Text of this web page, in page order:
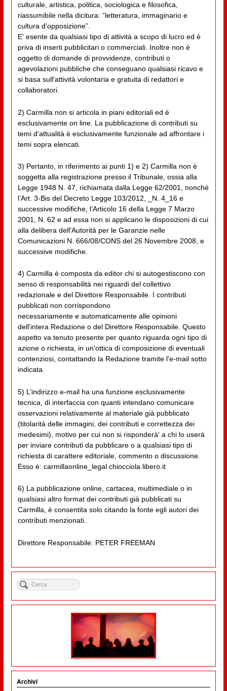
culturale, artistica, politica, sociologica e filosofica,
riassumibile nella dicitura: “letteratura, immaginario e
cultura d'opposizione”.
E' esente da qualsiasi tipo di attività a scopo di lucro ed è
priva di inserti pubblicitari o commerciali. Inoltre non è
oggetto di domande di provvidenze, contributi o
agevolazioni pubbliche che conseguano qualsiasi ricavo e
si basa sull'attività volontaria e gratuita di redattori e
collaboratori.
2) Carmilla non si articola in piani editoriali ed è
esclusivamente on line. La pubblicazione di contributi su
temi d'attualità è esclusivamente funzionale ad affrontare i
temi sopra elencati.
3) Pertanto, in riferimento ai punti 1) e 2) Carmilla non è
soggetta alla registrazione presso il Tribunale, ossia alla
Legge 1948 N. 47, richiamata dalla Legge 62/2001, nonché
l’Art. 3-Bis del Decreto Legge 103/2012, _N. 4_16 e
successive modifiche, l’Articolo 16 della Legge 7 Marzo
2001, N. 62 e ad essa non si applicano le disposizioni di cui
alla delibera dell'Autorità per le Garanzie nelle
Comunicazioni N. 666/08/CONS del 26 Novembre 2008, e
successive modifiche.
4) Carmilla è composta da editor chi si autogestiscono con
senso di responsabilità nei riguardi del collettivo
redazionale e del Direttore Responsabile. I contributi
pubblicati non corrispondono
necessariamente e automaticamente alle opinioni
dell'intera Redazione o del Direttore Responsabile. Questo
aspetto va tenuto presente per quanto riguarda ogni tipo di
azione o richiesta, in un'ottica di composizione di eventuali
contenziosi, contattando la Redazione tramite l'e-mail sotto
indicata.
5) L’indirizzo e-mail ha una funzione esclusivamente
tecnica, di interfaccia con quanti intendano comunicare
osservazioni relativamente al materiale già pubblicato
(titolarità delle immagini, dei contributi e correttezza dei
medesimi), motivo per cui non si risponderà' a chi lo userà
per inviare contributi da pubblicare o a qualsiasi tipo di
richiesta di carattere editoriale, commento o discussione.
Esso è: carmillaonline_legal chiocciola libero.it
6) La pubblicazione online, cartacea, multimediale o in
qualsiasi altro format dei contributi già pubblicati su
Carmilla, è consentita solo citando la fonte egli autori dei
contributi menzionati.
Direttore Responsabile: PETER FREEMAN
Archivi